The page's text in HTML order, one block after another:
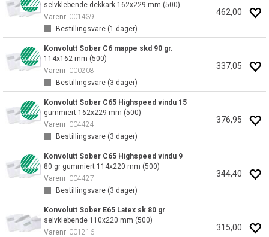
selvklebende dekkark 162x229 mm (500)
Varenr 001439
Bestillingsvare (1 dager)
462,00
Konvolutt Sober C6 mappe skd 90 gr.
114x162 mm (500)
Varenr 000208
Bestillingsvare (3 dager)
337,05
Konvolutt Sober C65 Highspeed vindu 15
gummiert 162x229 mm (500)
Varenr 004424
Bestillingsvare (3 dager)
376,95
Konvolutt Sober C65 Highspeed vindu 9
80 gr gummiert 114x220 mm (500)
Varenr 004427
Bestillingsvare (3 dager)
344,40
Konvolutt Sober E65 Latex sk 80 gr
selvklebende 110x220 mm (500)
Varenr 001216
315,00